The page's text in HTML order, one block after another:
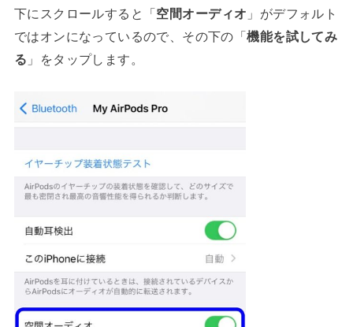
下にスクロールすると「空間オーディオ 」がデフォルト
ではオンになっているので、その下の「機能を試してみ
る 」をタップします。